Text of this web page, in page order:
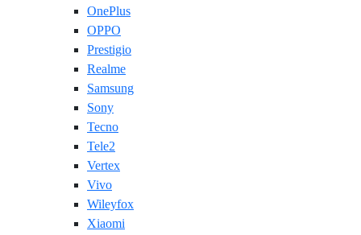
OnePlus
OPPO
Prestigio
Realme
Samsung
Sony
Tecno
Tele2
Vertex
Vivo
Wileyfox
Xiaomi